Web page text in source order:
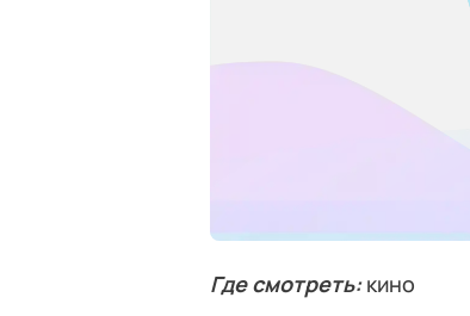
Где смотреть:кино